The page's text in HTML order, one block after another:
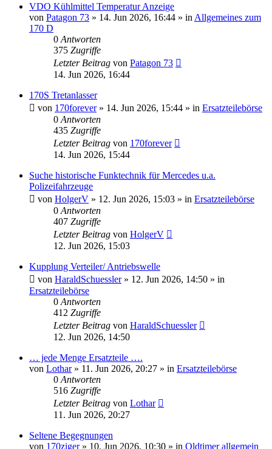
VDO Kühlmittel Temperatur Anzeige
von Patagon 73 » 14. Jun 2026, 16:44 » in Allgemeines zum
170 D
0 Antworten
375 Zugriffe
Letzter Beitrag von Patagon 73
14. Jun 2026, 16:44
170S Tretanlasser
von 170forever» 14. Jun 2026, 15:44 » in Ersatzteilebörse
0 Antworten
435 Zugriffe
Letzter Beitrag von 170forever
14. Jun 2026, 15:44
Suche historische Funktechnik für Mercedes u.a.
Polizeifahrzeuge
von HolgerV » 12. Jun 2026, 15:03 » in Ersatzteilebörse
0 Antworten
407 Zugriffe
Letzter Beitrag von HolgerV
12. Jun 2026, 15:03
Kupplung Verteiler/ Antriebswelle
von HaraldSchuessler» 12. Jun 2026, 14:50 » in
Ersatzteilebörse
0 Antworten
412 Zugriffe
Letzter Beitrag von HaraldSchuessler
12. Jun 2026, 14:50
… jede Menge Ersatzteile ….
von Lothar» 11. Jun 2026, 20:27 » in Ersatzteilebörse
0 Antworten
516 Zugriffe
Letzter Beitrag von Lothar
11. Jun 2026, 20:27
Seltene Begegnungen
von 170ziger» 10. Jun 2026, 10:30 » in Oldtimer allgemein